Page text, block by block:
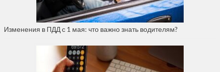
Изменения в ПДД с 1 мая: что важно знать водителям?